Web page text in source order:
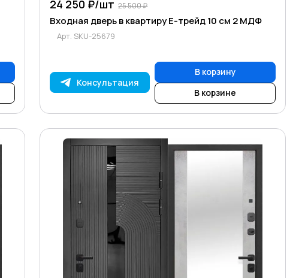
24 250 ₽/шт 25 500 ₽
Входная дверь в квартиру Е-трейд 10 см 2 МДФ
Арт. SKU-25679
Консультация
В корзину
В корзине